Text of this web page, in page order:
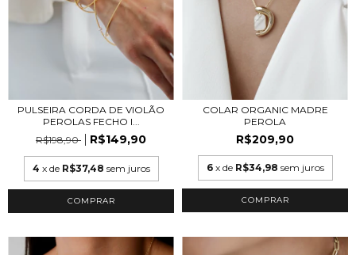
PULSEIRA CORDA DE VIOLÃO
PEROLAS FECHO I...
R$198,90
R$149,90
4 x de R$37,48 sem juros
COMPRAR
COLAR ORGANIC MADRE
PEROLA
R$209,90
6 x de R$34,98 sem juros